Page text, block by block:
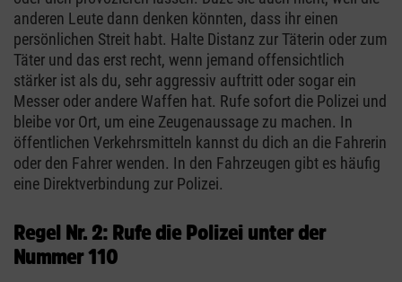
anderen Leute dann denken könnten, dass ihr einen
persönlichen Streit habt. Halte Distanz zur Täterin oder zum
Täter und das erst recht, wenn jemand offensichtlich
stärker ist als du, sehr aggressiv auftritt oder sogar ein
Messer oder andere Waffen hat. Rufe sofort die Polizei und
bleibe vor Ort, um eine Zeugenaussage zu machen. In
öffentlichen Verkehrsmitteln kannst du dich an die Fahrerin
oder den Fahrer wenden. In den Fahrzeugen gibt es häufig
eine Direktverbindung zur Polizei.
Regel Nr. 2: Rufe die Polizei unter der
Nummer 110